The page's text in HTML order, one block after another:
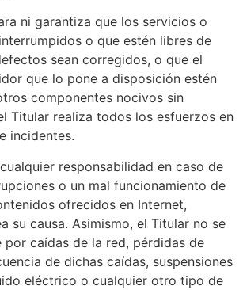
ni garantiza que los servicios o
o que estén libres de
sean corregidos, o que el
que lo pone a disposición estén
componentes nocivos sin
Titular realiza todos los esfuerzos en
incidentes.
responsabilidad en caso de
o un mal funcionamiento de
ofrecidos en Internet,
su causa. Asimismo, el Titular no se
por caídas de la red, pérdidas de
de dichas caídas, suspensiones
eléctrico o cualquier otro tipo de